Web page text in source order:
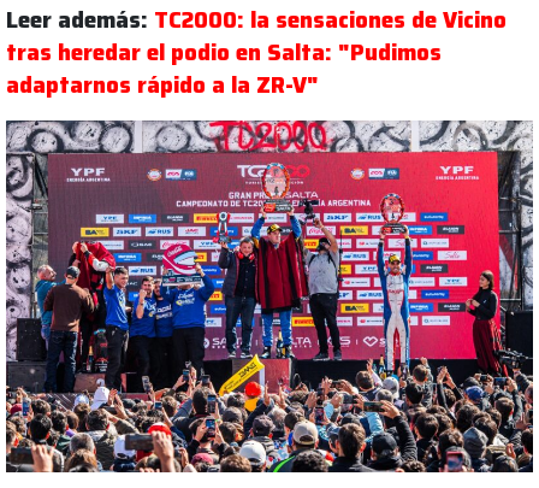
Leer además: TC2000: la sensaciones de Vicino
tras heredar el podio en Salta: "Pudimos
adaptarnos rápido a la ZR-V"